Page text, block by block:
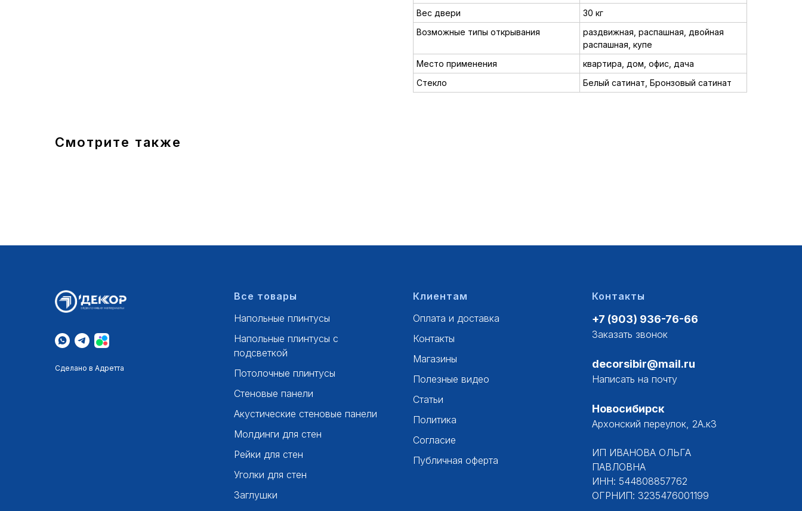
Вес двери
30 кг
Возможные типы открывания
раздвижная, распашная, двойная
распашная, купе
Место применения
квартира, дом, офис, дача
Стекло
Белый сатинат, Бронзовый сатинат
Смотрите также
Сделано в Адретта
Все товары
Напольные плинтусы
Напольные плинтусы с
подсветкой
Потолочные плинтусы
Стеновые панели
Акустические стеновые панели
Молдинги для стен
Рейки для стен
Уголки для стен
Заглушки
Клиентам
Оплата и доставка
Контакты
Магазины
Полезные видео
Статьи
Политика
Согласие
Публичная оферта
Контакты
+7 (903) 936-76-66
Заказать звонок
decorsibir@mail.ru
Написать на почту
Новосибирск
Архонский переулок, 2А.к3
ИП ИВАНОВА ОЛЬГА
ПАВЛОВНА
ИНН: 544808857762
ОГРНИП: 3235476001199